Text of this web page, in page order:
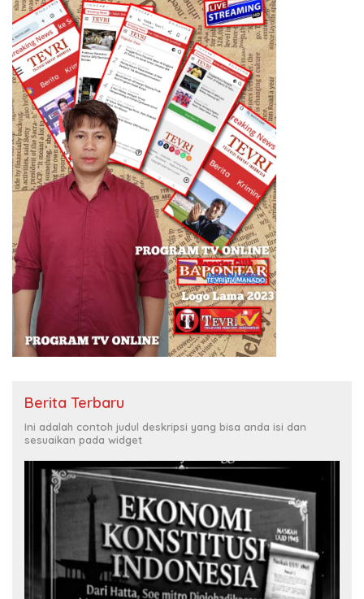
Berita Terbaru
Ini adalah contoh judul deskripsi yang bisa anda isi dan
sesuaikan pada widget